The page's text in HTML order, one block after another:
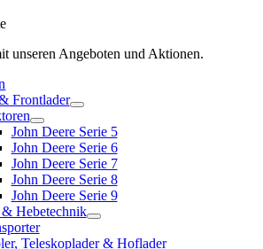
unseren Angeboten und Aktionen.
Frontlader
John Deere Serie 5
John Deere Serie 6
John Deere Serie 7
John Deere Serie 8
John Deere Serie 9
Hebetechnik
Teleskoplader & Hoflader